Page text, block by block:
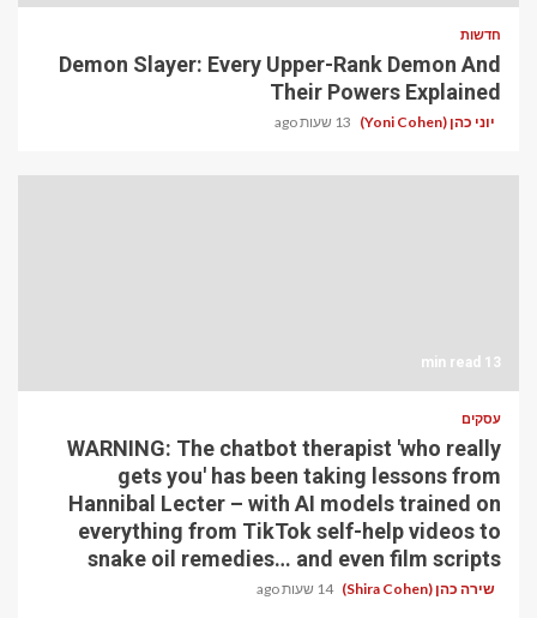
חדשות
Demon Slayer: Every Upper-Rank Demon And
Their Powers Explained
יוני כהן (Yoni Cohen) 13 שעות ago
13 min read
עסקים
WARNING: The chatbot therapist 'who really
gets you' has been taking lessons from
Hannibal Lecter – with AI models trained on
everything from TikTok self-help videos to
snake oil remedies… and even film scripts
שירה כהן (Shira Cohen) 14 שעות ago